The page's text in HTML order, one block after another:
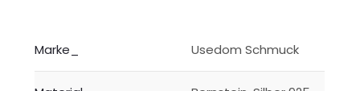
Marke_ Usedom Schmuck